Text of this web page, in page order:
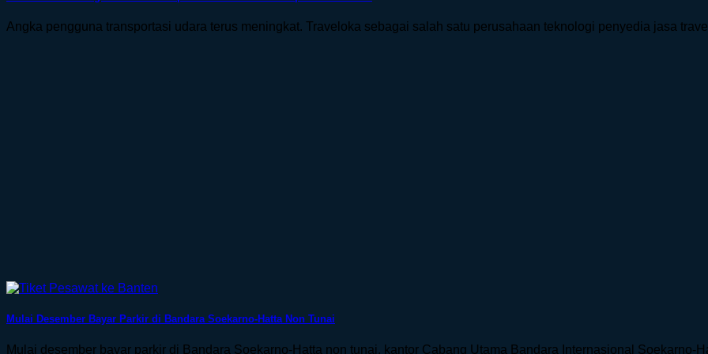
Angka pengguna transportasi udara terus meningkat. Traveloka sebagai salah satu perusahaan teknologi penyedia jasa
Mulai Desember Bayar Parkir di Bandara Soekarno-Hatta Non Tunai
Mulai desember bayar parkir di Bandara Soekarno-Hatta non tunai, kantor Cabang Utama Bandara Internasional Soekarno-